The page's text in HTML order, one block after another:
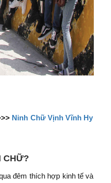
Ninh Chữ Vịnh Vĩnh Hy
CHỮ?
đêm thích hợp kinh tế và